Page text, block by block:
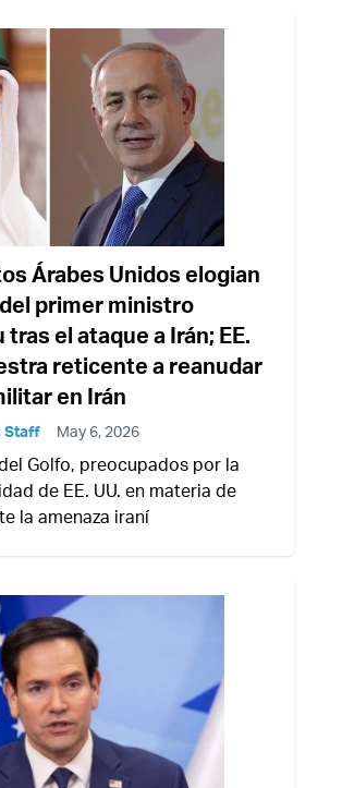
Árabes Unidos elogian
primer ministro
el ataque a Irán; EE.
reticente a reanudar
en Irán
Staff May 6, 2026
Golfo, preocupados por la
de EE. UU. en materia de
la amenaza iraní